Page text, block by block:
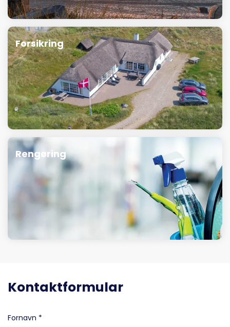
Forsikring
Rengøring
Kontaktformular
Fornavn *